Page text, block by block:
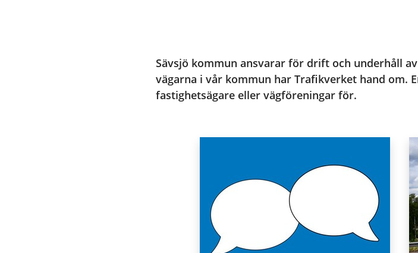
Sävsjö kommun ansvarar för drift och underhåll
vägarna i vår kommun har Trafikverket hand om.
fastighetsägare eller vägföreningar för.